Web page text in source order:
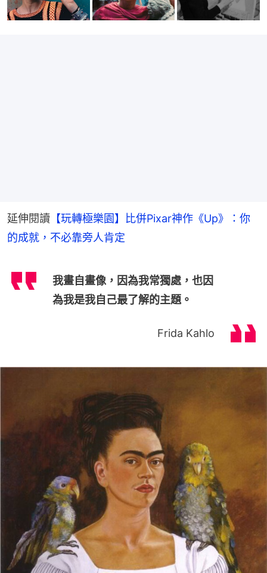
延伸閱讀 【玩轉極樂園】比併Pixar神作《Up》：你
的成就，不必靠旁人肯定
我畫自畫像，因為我常獨處，也因
為我是我自己最了解的主題。
Frida Kahlo